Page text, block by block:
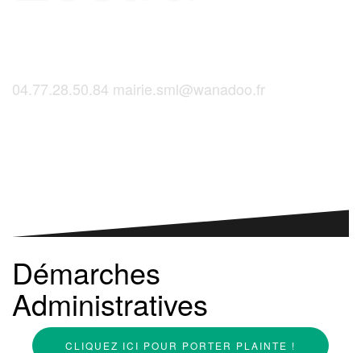
04.77.28.50.84 mairie.sml@wanadoo.fr
Démarches
Administratives
CLIQUEZ ICI POUR PORTER PLAINTE !